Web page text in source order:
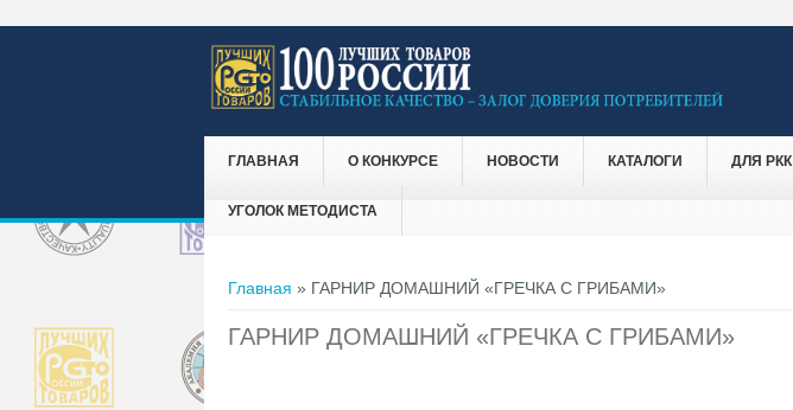
ГЛАВНАЯ О КОНКУРСЕ НОВОСТИ КАТАЛОГИ ДЛЯ РКК
УГОЛОК МЕТОДИСТА
Вы здесь
Главная » ГАРНИР ДОМАШНИЙ «ГРЕЧКА С ГРИБАМИ»
ГАРНИР ДОМАШНИЙ «ГРЕЧКА С ГРИБАМИ»